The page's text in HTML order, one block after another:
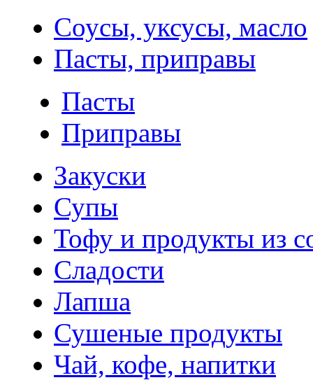
Соусы, уксусы, масло
Пасты, приправы
Пасты
Приправы
Закуски
Супы
Тофу и продукты из
Сладости
Лапша
Сушеные продукты
Чай, кофе, напитки